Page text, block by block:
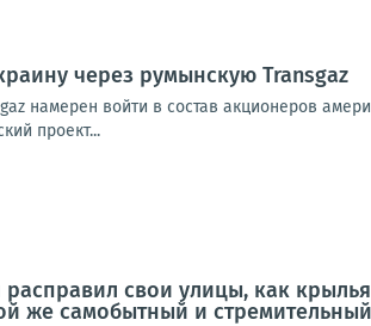
через румынскую Transgaz
намерен войти в состав акционеров
проект...
свои улицы, как
же самобытный и